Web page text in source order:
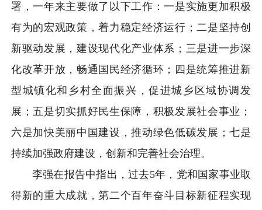
署，一年来主要做了以下工作：一是实施更加积极
有为的宏观政策，着力稳定经济运行；二是坚持创
新驱动发展，建设现代化产业体系；三是进一步深
化改革开放，畅通国民经济循环；四是统筹推进新
型城镇化和乡村全面振兴，促进城乡区域协调发
展；五是切实抓好民生保障，积极发展社会事业；
六是加快美丽中国建设，推动绿色低碳发展；七是
持续加强政府建设，创新和完善社会治理。
李强在报告中指出，过去5年，党和国家事业取
得新的重大成就，第二个百年奋斗目标新征程实现